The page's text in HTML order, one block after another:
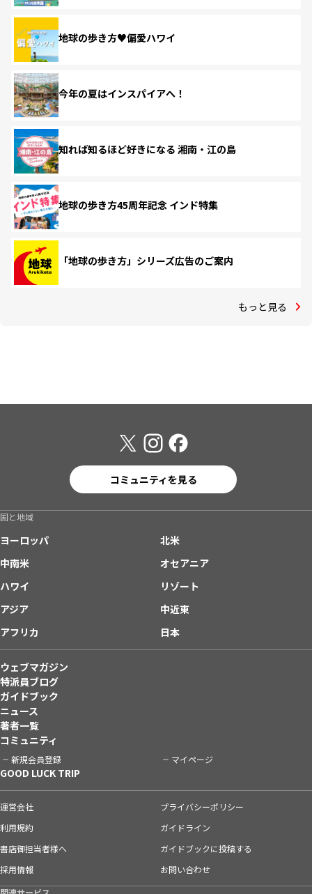
地球の歩き方♥偏愛ハワイ
今年の夏はインスパイアへ！
知れば知るほど好きになる 湘南・江の島
地球の歩き方45周年記念 インド特集
「地球の歩き方」シリーズ広告のご案内
もっと見る
コミュニティを見る
国と地域
ヨーロッパ
北米
中南米
オセアニア
ハワイ
リゾート
アジア
中近東
アフリカ
日本
ウェブマガジン
特派員ブログ
ガイドブック
ニュース
著者一覧
コミュニティ
新規会員登録 マイページ
GOOD LUCK TRIP
運営会社
プライバシーポリシー
利用規約
ガイドライン
書店御担当者様へ
ガイドブックに投稿する
採用情報
お問い合わせ